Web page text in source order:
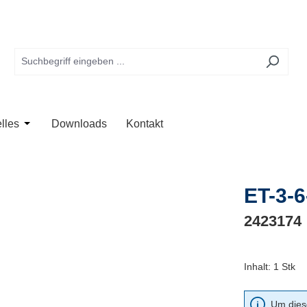
Kategorie Anwendung
das Dropdown der Kategorie Unternehmen
Öffne oder Schließe das Dropdown der Kategorie Aktuelles
Downloads Kontakt
ET-3-
2423174
Inhalt: 1 Stk
Um